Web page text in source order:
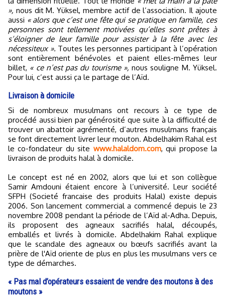
», nous dit M. Yüksel, membre actif de l’association. Il ajoute
aussi « alors que c’est une fête qui se pratique en famille, ces
personnes sont tellement motivées qu’elles sont prêtes à
s’éloigner de leur famille pour assister à la fête avec les
nécessiteux ». Toutes les personnes participant à l’opération
sont entièrement bénévoles et paient elles-mêmes leur
billet, « ce n’est pas du tourisme »,nous souligne M. Yüksel.
Pour lui, c’est aussi ça le partage de l’Aïd.
Livraison à domicile
Si de nombreux musulmans ont recours à ce type de
procédé aussi bien par générosité que suite à la difficulté de
trouver un abattoir agrémenté, d’autres musulmans français
se font directement livrer leur mouton. Abdelhakim Rahal est
le co-fondateur du site www.halaldom.com, qui propose la
livraison de produits halal à domicile.
Le concept est né en 2002, alors que lui et son collègue
Samir Amdouni étaient encore à l’université. Leur société
SFPH (Societé francaise des produits Halal) existe depuis
2006. Son lancement commercial a commencé depuis le 23
novembre 2008 pendant la période de l’Aïd al-Adha. Depuis,
ils proposent des agneaux sacrifiés halal, découpés,
emballés et livrés à domicile. Abdelhakim Rahal explique
que le scandale des agneaux ou bœufs sacrifiés avant la
prière de l'Aïd oriente de plus en plus les musulmans vers ce
type de démarches.
« Pas mal d’opérateurs essaient de vendre des moutons à des
moutons »